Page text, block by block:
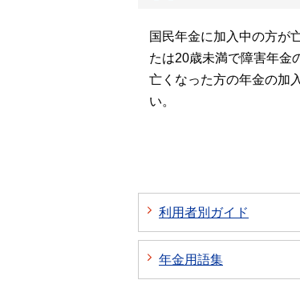
国民年金に加入中の方が
たは20歳未満で障害年金
亡くなった方の年金の加
い。
利用者別ガイド
年金用語集